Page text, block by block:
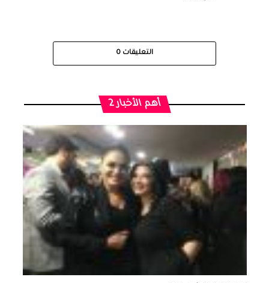
التعليقات 0
أهم الأخبار 2